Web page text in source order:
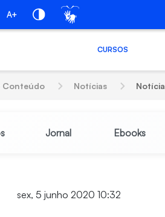
A+
CURSOS
Conteúdo Notícias Notícia
Jornal Ebooks
sex, 5 junho 2020 10:32